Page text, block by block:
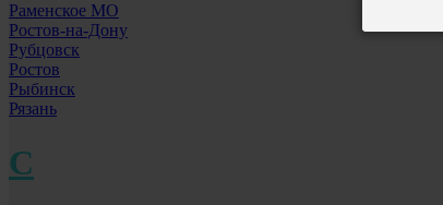
Раменское МО
Ростов-на-Дону
Рубцовск
Ростов
Рыбинск
Рязань
С